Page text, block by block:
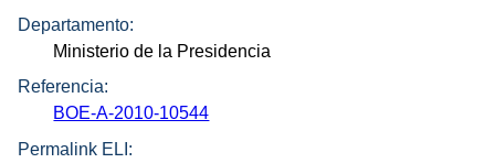
Departamento:
Ministerio de la Presidencia
Referencia:
BOE-A-2010-10544
Permalink ELI: